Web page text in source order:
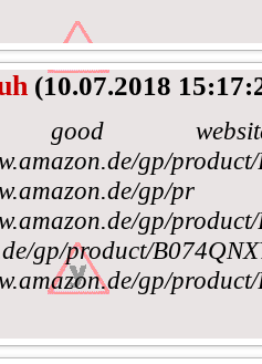
(10.07.2018
good
gp/
gp/product/
gp/